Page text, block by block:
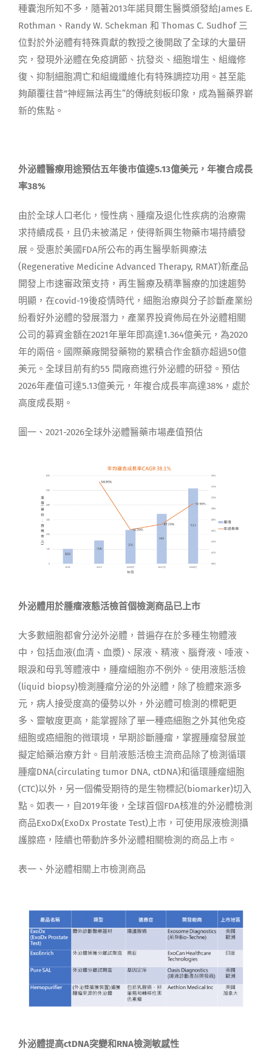
種囊泡所知不多，隨著2013年諾貝爾生醫獎頒發給James E.
Rothman、Randy W. Schekman 和 Thomas C. Sudhof 三
位對於外泌體有特殊貢獻的教授之後開啟了全球的大量研
究，發現外泌體在免疫調節、抗發炎、細胞增生、組織修
復、抑制細胞凋亡和組織纖維化有特殊調控功用。甚至能
夠顛覆往昔“神經無法再生”的傳統刻板印象，成為醫藥界嶄
新的焦點。
外泌體醫療用途預估五年後市值達5.13億美元，年複合成長
率38%
由於全球人口老化，慢性病、腫瘤及退化性疾病的治療需
求持續成長，且仍未被滿足，使得新興生物藥市場持續發
展。受惠於美國FDA所公布的再生醫學新興療法
(Regenerative Medicine Advanced Therapy, RMAT)新產品
開發上市速審政策支持，再生醫療及精準醫療的加速趨勢
明顯，在covid-19後疫情時代，細胞治療與分子診斷產業紛
紛看好外泌體的發展潛力，產業界投資佈局在外泌體相關
公司的募資金額在2021年單年即高達1.364億美元，為2020
年的兩倍。國際藥廠開發藥物的累積合作金額亦超過50億
美元。全球目前有約55 間廠商進行外泌體的研發。預估
2026年產值可達5.13億美元，年複合成長率高達38%，處於
高度成長期。
圖一、2021-2026全球外泌體醫藥市場產值預估
外泌體用於腫瘤液態活檢首個檢測商品已上市
大多數細胞都會分泌外泌體，普遍存在於多種生物體液
中，包括血液(血清、血漿)、尿液、精液、腦脊液、唾液、
眼淚和母乳等體液中，腫瘤細胞亦不例外。使用液態活檢
(liquid biopsy)檢測腫瘤分泌的外泌體，除了檢體來源多
元，病人接受度高的優勢以外，外泌體可檢測的標靶更
多、靈敏度更高，能掌握除了單一種癌細胞之外其他免疫
細胞或癌細胞的微環境，早期診斷腫瘤，掌握腫瘤發展並
擬定給藥治療方針。目前液態活檢主流商品除了檢測循環
腫瘤DNA(circulating tumor DNA, ctDNA)和循環腫瘤細胞
(CTC)以外，另一個備受期待的是生物標記(biomarker)切入
點。如表一，自2019年後，全球首個FDA核准的外泌體檢測
商品ExoDx(ExoDx Prostate Test)上市，可使用尿液檢測攝
護腺癌，陸續也帶動許多外泌體相關檢測的商品上市。
表一、外泌體相關上市檢測商品
外泌體提高ctDNA突變和RNA檢測敏感性